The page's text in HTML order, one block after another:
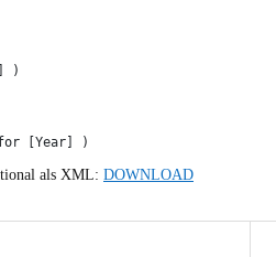
)
[Year] )
als XML: DOWNLOAD